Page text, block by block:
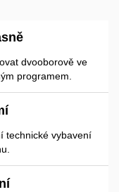
dvooborově ve
programem.
technické vybavení